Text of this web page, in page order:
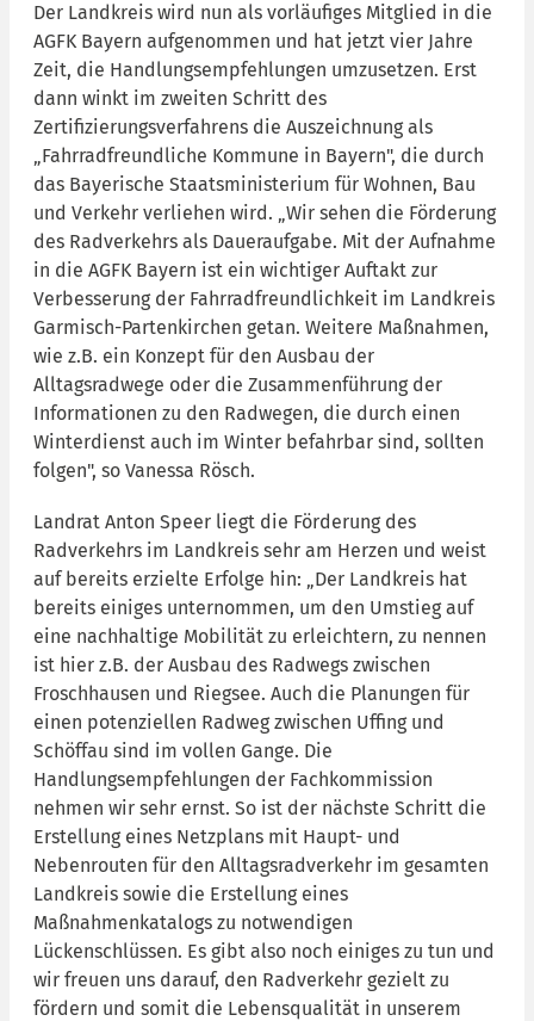
Der Landkreis wird nun als vorläufiges Mitglied in die
AGFK Bayern aufgenommen und hat jetzt vier Jahre
Zeit, die Handlungsempfehlungen umzusetzen. Erst
dann winkt im zweiten Schritt des
Zertifizierungsverfahrens die Auszeichnung als
„Fahrradfreundliche Kommune in Bayern", die durch
das Bayerische Staatsministerium für Wohnen, Bau
und Verkehr verliehen wird. „Wir sehen die Förderung
des Radverkehrs als Daueraufgabe. Mit der Aufnahme
in die AGFK Bayern ist ein wichtiger Auftakt zur
Verbesserung der Fahrradfreundlichkeit im Landkreis
Garmisch-Partenkirchen getan. Weitere Maßnahmen,
wie z.B. ein Konzept für den Ausbau der
Alltagsradwege oder die Zusammenführung der
Informationen zu den Radwegen, die durch einen
Winterdienst auch im Winter befahrbar sind, sollten
folgen", so Vanessa Rösch.
Landrat Anton Speer liegt die Förderung des
Radverkehrs im Landkreis sehr am Herzen und weist
auf bereits erzielte Erfolge hin: „Der Landkreis hat
bereits einiges unternommen, um den Umstieg auf
eine nachhaltige Mobilität zu erleichtern, zu nennen
ist hier z.B. der Ausbau des Radwegs zwischen
Froschhausen und Riegsee. Auch die Planungen für
einen potenziellen Radweg zwischen Uffing und
Schöffau sind im vollen Gange. Die
Handlungsempfehlungen der Fachkommission
nehmen wir sehr ernst. So ist der nächste Schritt die
Erstellung eines Netzplans mit Haupt- und
Nebenrouten für den Alltagsradverkehr im gesamten
Landkreis sowie die Erstellung eines
Maßnahmenkatalogs zu notwendigen
Lückenschlüssen. Es gibt also noch einiges zu tun und
wir freuen uns darauf, den Radverkehr gezielt zu
fördern und somit die Lebensqualität in unserem